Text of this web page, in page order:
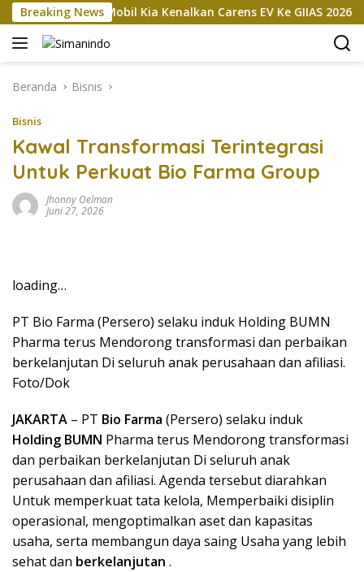
Langsung
ke
konten
Breaking NewsMobil Kia Kenalkan Carens EV Ke GIIAS 2026,
Beranda Bisnis
Bisnis
Kawal Transformasi Terintegrasi
Untuk Perkuat Bio Farma Group
Jhonny Oelman
Juni 27, 2026
loading…
PT Bio Farma (Persero) selaku induk Holding BUMN
Pharma terus Mendorong transformasi dan perbaikan
berkelanjutan Di seluruh anak perusahaan dan afiliasi.
Foto/Dok
JAKARTA – PT Bio Farma (Persero) selaku induk
Holding BUMN Pharma terus Mendorong transformasi
dan perbaikan berkelanjutan Di seluruh anak
perusahaan dan afiliasi. Agenda tersebut diarahkan
Untuk memperkuat tata kelola, Memperbaiki disiplin
operasional, mengoptimalkan aset dan kapasitas
usaha, serta membangun daya saing Usaha yang lebih
sehat dan berkelanjutan .